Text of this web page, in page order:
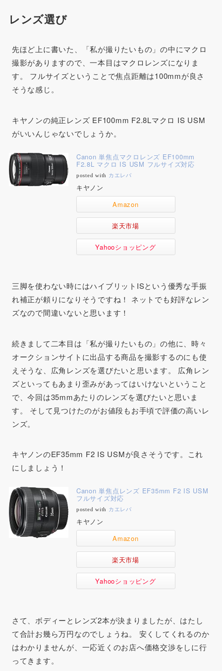
レンズ選び
先ほど上に書いた、「私が撮りたいもの」の中にマクロ
撮影がありますので、一本目はマクロレンズになりま
す。 フルサイズということで焦点距離は100mmが良さ
そうな感じ。
キヤノンの純正レンズ EF100mm F2.8Lマクロ IS USM
がいいんじゃないでしょうか。
Canon 単焦点マクロレンズ EF100mm
F2.8L マクロ IS USM フルサイズ対応
posted with カエレバ
キヤノン
Amazon
楽天市場
Yahooショッピング
三脚を使わない時にはハイブリットISという優秀な手振
れ補正が頼りになりそうですね！ ネットでも好評なレン
ズなので間違いないと思います！
続きまして二本目は「私が撮りたいもの」の他に、時々
オークションサイトに出品する商品を撮影するのにも使
えそうな、広角レンズを選びたいと思います。 広角レン
ズといってもあまり歪みがあってはいけないということ
で、今回は35mmあたりのレンズを選びたいと思いま
す。 そして見つけたのがお値段もお手頃で評価の高いレ
ンズ。
キヤノンのEF35mm F2 IS USMが良さそうです。これ
にしましょう！
Canon 単焦点レンズ EF35mm F2 IS USM
フルサイズ対応
posted with カエレバ
キヤノン
Amazon
楽天市場
Yahooショッピング
さて、ボディーとレンズ2本が決まりましたが、はたし
て合計お幾ら万円なのでしょうね。 安くしてくれるのか
はわかりませんが、一応近くのお店へ価格交渉をしに行
ってきます。